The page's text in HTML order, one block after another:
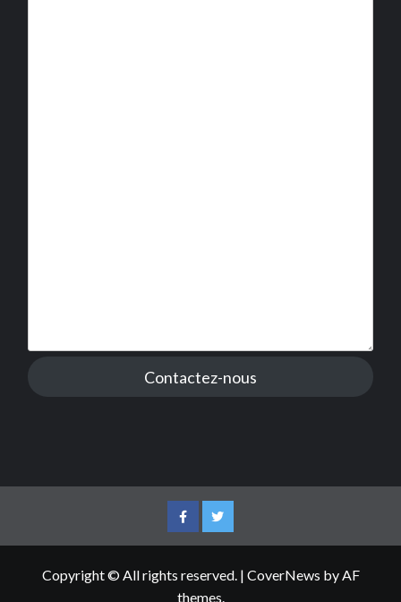
Contactez-nous
FacebookTwitter
Copyright © All rights reserved. | CoverNews by AF
themes.